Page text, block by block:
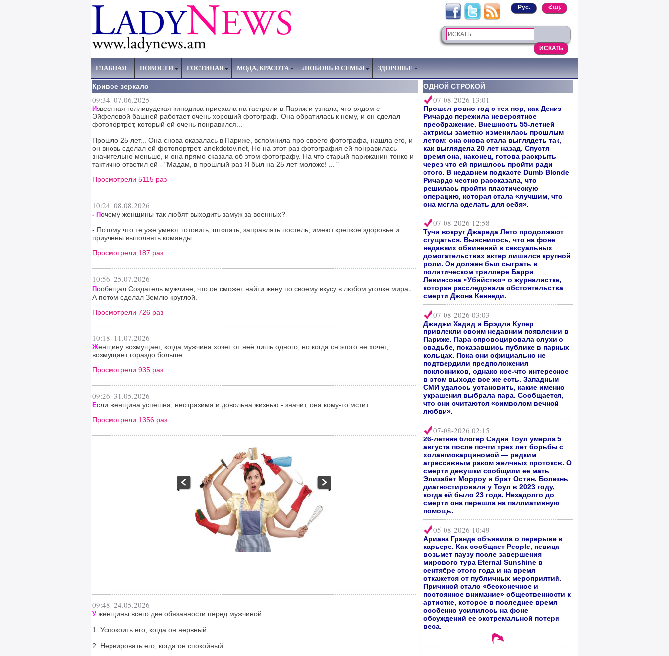
Հայ.
Рус.
ГЛАВНАЯ НОВОСТИ ГОСТИНАЯ МОДА, КРАСОТА ЛЮБОВЬ И СЕМЬЯ ЗДОРОВЬЕ
Кривое зеркало
09:34, 07.06.2025
Известная голливудская кинодива приехала на гастроли в Париж и узнала, что рядом с
Эйфелевой башней работает очень хороший фотограф. Она обратилась к нему, и он сделал
фотопортрет, который ей очень понравился...
Прошло 25 лет... Она снова оказалась в Париже, вспомнила про своего фотографа, нашла его, и
он вновь сделал ей фотопортрет. anekdotov.net, Но на этот раз фотография ей понравилась
значительно меньше, и она прямо сказала об этом фотографу. На что старый парижанин тонко и
тактично ответил ей - "Мадам, в прошлый раз Я был на 25 лет моложе! ... "
Просмотрели 5115 раз
10:24, 08.08.2026
- Почему женщины так любят выходить замуж за военных?
- Потому что те уже умеют готовить, штопать, заправлять постель, имеют крепкое здоровье и
приучены выполнять команды.
Просмотрели 187 раз
10:56, 25.07.2026
Пообещал Создатель мужчине, что он сможет найти жену по своему вкусу в любом уголке мира․
А потом сделал Землю круглой.
Просмотрели 726 раз
10:18, 11.07.2026
Женщину возмущает, когда мужчина хочет от неё лишь одного, но когда он этого не хочет,
возмущает гораздо больше.
Просмотрели 935 раз
09:26, 31.05.2026
Если женщина успешна, неотразима и довольна жизнью - значит, она кому-то мстит.
Просмотрели 1356 раз
09:48, 24.05.2026
У женщины всего две обязанности перед мужчиной:
1. Успокоить его, когда он нервный.
2. Нервировать его, когда он спокойный.
ОДНОЙ СТРОКОЙ
07-08-2026 13:01
Прошел ровно год с тех пор, как Дениз
Ричардс пережила невероятное
преображение. Внешность 55-летней
актрисы заметно изменилась прошлым
летом: она снова стала выглядеть так,
как выглядела 20 лет назад. Спустя
время она, наконец, готова раскрыть,
через что ей пришлось пройти ради
этого. В недавнем подкасте Dumb Blonde
Ричардс честно рассказала, что
решилась пройти пластическую
операцию, которая стала «лучшим, что
она могла сделать для себя».
07-08-2026 12:58
Тучи вокруг Джареда Лето продолжают
сгущаться. Выяснилось, что на фоне
недавних обвинений в сексуальных
домогательствах актер лишился крупной
роли. Он должен был сыграть в
политическом триллере Барри
Левинсона «Убийство» о журналистке,
которая расследовала обстоятельства
смерти Джона Кеннеди.
07-08-2026 03:03
Джиджи Хадид и Брэдли Купер
привлекли своим недавним появлении в
Париже. Пара спровоцировала слухи о
свадьбе, показавшись публике в парных
кольцах. Пока они официально не
подтвердили предположения
поклонников, однако кое-что интересное
в этом выходе все же есть. Западным
СМИ удалось установить, какие именно
украшения выбрала пара. Сообщается,
что они считаются «символом вечной
любви».
07-08-2026 02:15
26-летняя блогер Сидни Тоул умерла 5
августа после почти трех лет борьбы с
холангиокарциномой — редким
агрессивным раком желчных протоков. О
смерти девушки сообщили ее мать
Элизабет Морроу и брат Остин. Болезнь
диагностировали у Тоул в 2023 году,
когда ей было 23 года. Незадолго до
смерти она перешла на паллиативную
помощь.
05-08-2026 10:49
Ариана Гранде объявила о перерыве в
карьере. Как сообщает People, певица
возьмет паузу после завершения
мирового тура Eternal Sunshine в
сентябре этого года и на время
откажется от публичных мероприятий.
Причиной стало «бесконечное и
постоянное внимание» общественности к
артистке, которое в последнее время
особенно усилилось на фоне
обсуждений ее экстремальной потери
веса.